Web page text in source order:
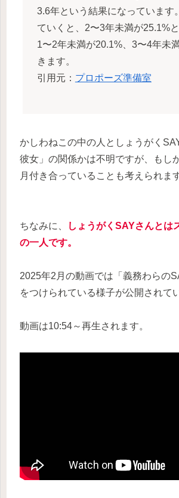
3.6年という結果になっています
ていくと、2〜3年未満が25.1%と
1〜2年未満が20.1%、3〜4年未
きます。
引用元： プロポーズ準備室
かしわねこの中の人としょうがく
彼女」の関係かは不明ですが、もし
月付き合っていることも考えられま
ちなみに、
しょうがくSAYさんとは
の一人です。
2025年2月の動画では「義務わらの
をつけられている様子が公開されて
動画は10:54～再生されます。